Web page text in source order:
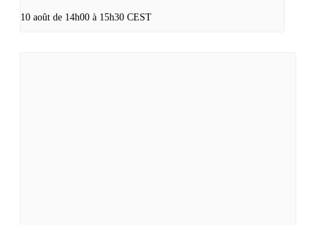
10 août de 14h00 à 15h30 CEST